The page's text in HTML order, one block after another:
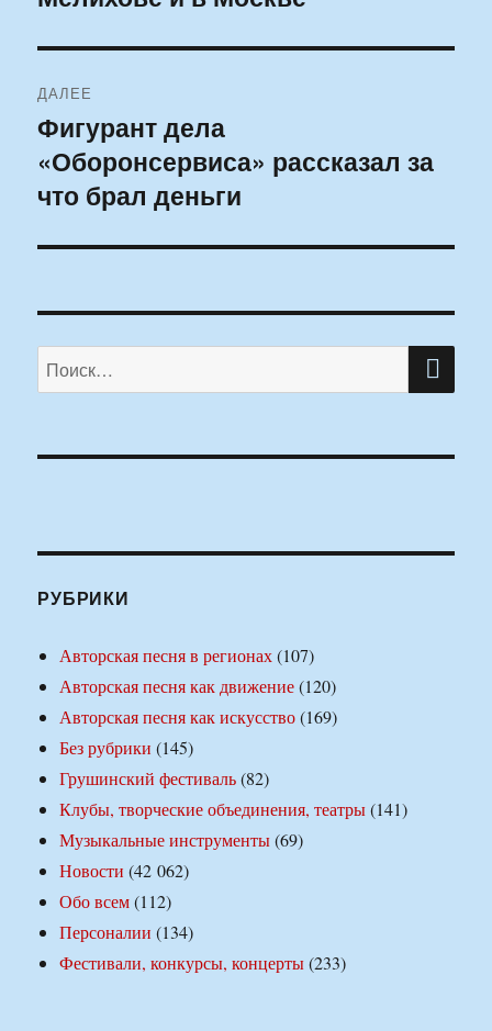
ДАЛЕЕ
Следующая
запись:
Фигурант дела
«Оборонсервиса» рассказал за
что брал деньги
Искать:
РУБРИКИ
Авторская песня в регионах(107)
Авторская песня как движение(120)
Авторская песня как искусство(169)
Без рубрики (145)
Грушинский фестиваль(82)
Клубы, творческие объединения, театры(141)
Музыкальные инструменты(69)
Новости (42 062)
Обо всем(112)
Персоналии (134)
Фестивали, конкурсы, концерты(233)